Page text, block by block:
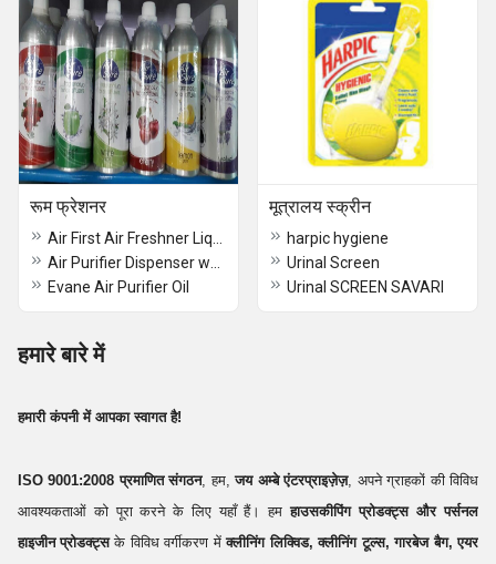
रूम फ्रेशनर
Evane Air Purifier Oil
मूत्रालय स्क्रीन
harpic hygiene
Urinal Screen
Urinal SCREEN SAVARI
हमारे बारे में
हमारी कंपनी में आपका स्वागत है!
ISO 9001:2008 प्रमाणित संगठन, हम,जय अम्बे एंटरप्राइज़ेज़, अपने ग्राहकों की विविध
आवश्यकताओं को पूरा करने के लिए यहाँ हैं। हमहाउसकीपिंग प्रोडक्ट्स और पर्सनल
हाइजीन प्रोडक्ट्सके विविध वर्गीकरण मेंक्लीनिंग लिक्विड, क्लीनिंग टूल्स, गारबेज बैग, एयर